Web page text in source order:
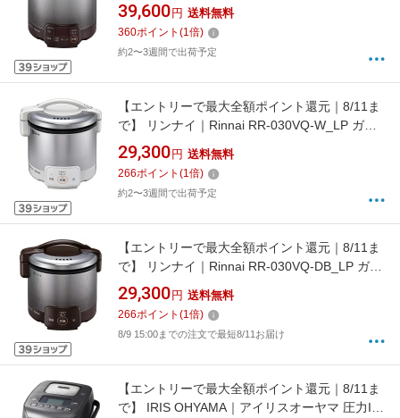
[RR030VQTDB]【rb_cooking_cpn】
39,600 円 送料無料
360ポイント (1倍)
約2〜3週間で出荷予定
【エントリーで最大全額ポイント還元｜8/11ま
で】 リンナイ｜Rinnai RR-030VQ-W_LP ガス
炊飯器 グレイッシュホワイト [3合 /プロパンガ
ス][RR030VQW]【rb_cooking_cpn】
29,300 円 送料無料
266ポイント (1倍)
約2〜3週間で出荷予定
【エントリーで最大全額ポイント還元｜8/11ま
で】 リンナイ｜Rinnai RR-030VQ-DB_LP ガス
炊飯器 ダークブラウン [3合 /プロパンガス]
[RR030VQDB]【rb_cooking_cpn】
29,300 円 送料無料
266ポイント (1倍)
8/9 15:00までの注文で最短8/11お届け
【エントリーで最大全額ポイント還元｜8/11ま
で】 IRIS OHYAMA｜アイリスオーヤマ 圧力IH